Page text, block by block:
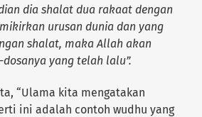
dia shalat dua rakaat dengan
urusan dunia dan yang
shalat, maka Allah akan
yang telah lalu”.
“Ulama kita mengatakan
ini adalah contoh wudhu yang